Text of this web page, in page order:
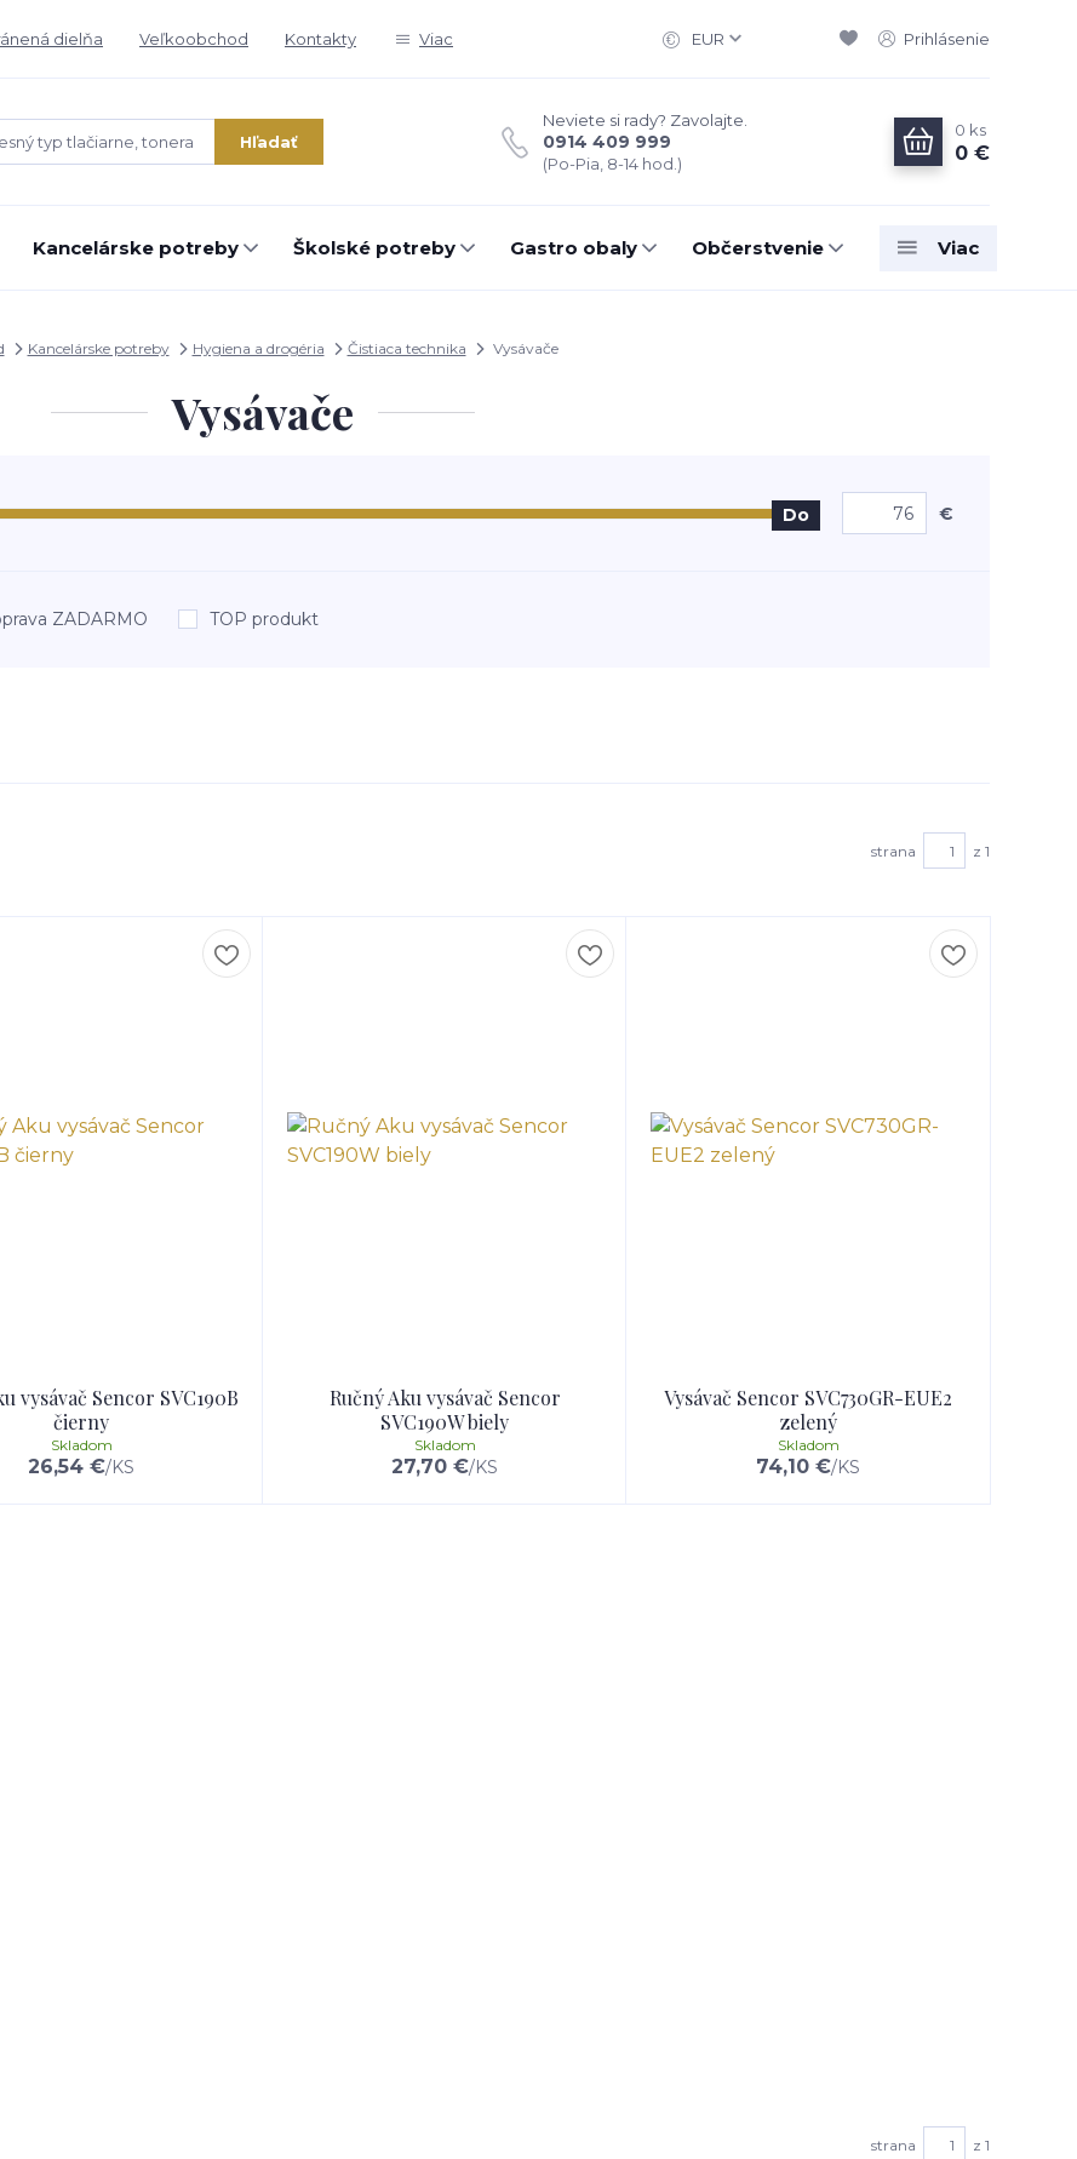
dielňa Veľkoobchod Kontakty Viac EUR Prihlásenie
Hľadať
Neviete si rady? Zavolajte.
0914 409 999
(Po-Pia, 8-14 hod.)
0 ks
0 €
Kancelárske potreby Školské potreby Gastro obaly Občerstvenie Viac
Kancelárske potreby Hygiena a drogéria Čistiaca technika Vysávače
Vysávače
Do €
ZADARMO TOP produkt
strana z 1
vysávač Sencor SVC190B
čierny
26,54 €/KS
Skladom
Ručný Aku vysávač Sencor
SVC190W biely
27,70 €/KS
Skladom
Vysávač Sencor SVC730GR-EUE2
zelený
74,10 €/KS
Skladom
strana z 1